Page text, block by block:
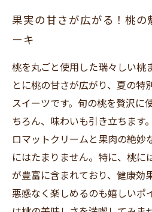
果実の甘さが広がる！桃
ーキ
桃を丸ごと使用した瑞々しい桃
とに桃の甘さが広がり、夏の特
スイーツです。旬の桃を贅沢に
ちろん、味わいも引き立ちます
ロマットクリームと果肉の絶妙
にはたまりません。特に、桃に
が豊富に含まれており、健康効
悪感なく楽しめるのも嬉しいポ